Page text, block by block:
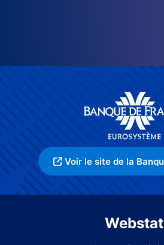
Voir le site de la
Webstat